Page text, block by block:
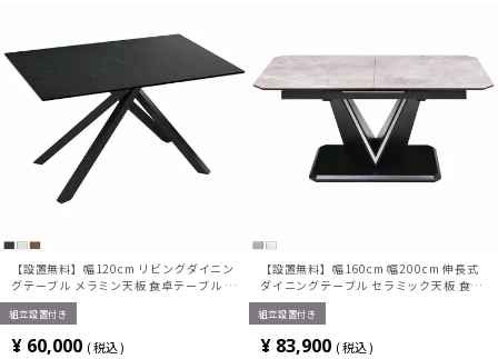
【設置無料】幅120cm リビングダイニン
グテーブル メラミン天板 食卓テーブル オ
シャレ モダン 大理石調 ウォールナット調
組立設置付き
¥ 60,000 税込
【設置無料】幅160cm 幅200cm 伸長式
ダイニングテーブル セラミック天板 食卓
テーブル オシャレ モダン 2way
組立設置付き
¥ 83,900 税込